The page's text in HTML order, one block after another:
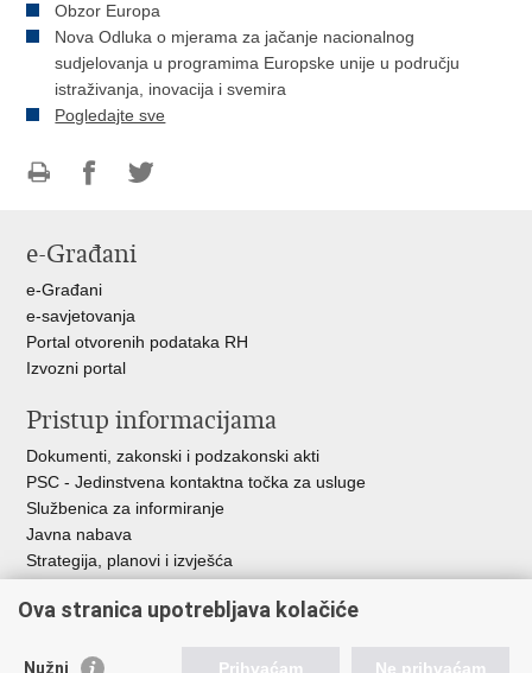
Obzor Europa
Nova Odluka o mjerama za jačanje nacionalnog
sudjelovanja u programima Europske unije u području
istraživanja, inovacija i svemira
Pogledajte sve
FacebookuTwitteru
e-Građani
e-Građani
e-savjetovanja
Portal otvorenih podataka RH
Izvozni portal
Pristup informacijama
Dokumenti, zakonski i podzakonski akti
PSC - Jedinstvena kontaktna točka za usluge
Službenica za informiranje
Javna nabava
Strategija, planovi i izvješća
Ova stranica upotrebljava kolačiće
Nužni Prihvaćam Ne prihvaćam